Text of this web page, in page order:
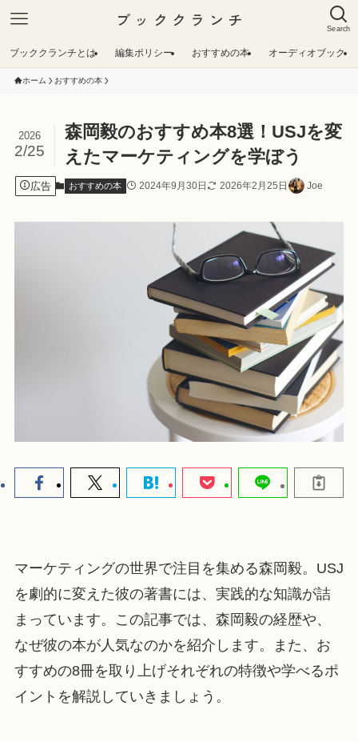
ブッククランチ Search
ブッククランチとは 編集ポリシー おすすめの本 オーディオブック
ホーム おすすめの本
森岡毅のおすすめ本8選！USJを変
えたマーケティングを学ぼう
2026
2/25
広告 おすすめの本 2024年9月30日 2026年2月25日 Joe
マーケティングの世界で注目を集める森岡毅。USJ
を劇的に変えた彼の著書には、実践的な知識が詰
まっています。この記事では、森岡毅の経歴や、
なぜ彼の本が人気なのかを紹介します。また、お
すすめの8冊を取り上げそれぞれの特徴や学べるポ
イントを解説していきましょう。